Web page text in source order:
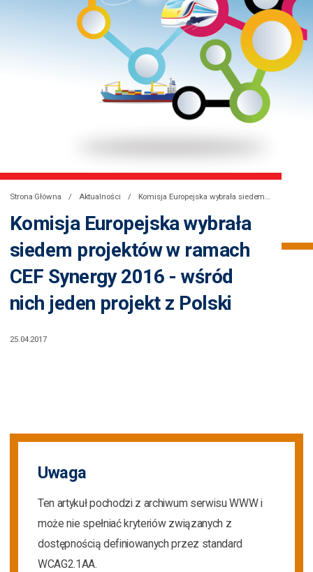
Strona Główna Aktualności Komisja Europejska wybrała siedem projektów w ramach CEF Synergy 2016 – wśród nich jeden projekt z Polski
Komisja Europejska wybrała
siedem projektów w ramach
CEF Synergy 2016 - wśród
nich jeden projekt z Polski
25.04.2017
Uwaga
Ten artykuł pochodzi z archiwum serwisu WWW i
może nie spełniać kryteriów związanych z
dostępnością definiowanych przez standard
WCAG2.1AA.